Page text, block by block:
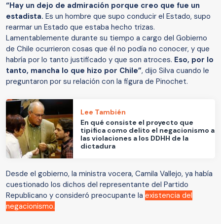
“Hay un dejo de admiración porque creo que fue un
estadista. Es un hombre que supo conducir el Estado, supo
rearmar un Estado que estaba hecho trizas.
Lamentablemente durante su tiempo a cargo del Gobierno
de Chile ocurrieron cosas que él no podía no conocer, y que
habría por lo tanto justificado y que son atroces. Eso, por lo
tanto, mancha lo que hizo por Chile”, dijo Silva cuando le
preguntaron por su relación con la figura de Pinochet.
Lee También
En qué consiste el proyecto que
tipifica como delito el negacionismo a
las violaciones a los DDHH de la
dictadura
Desde el gobierno, la ministra vocera, Camila Vallejo, ya había
cuestionado los dichos del representante del Partido
Republicano y consideró preocupante la existencia del
negacionismo.